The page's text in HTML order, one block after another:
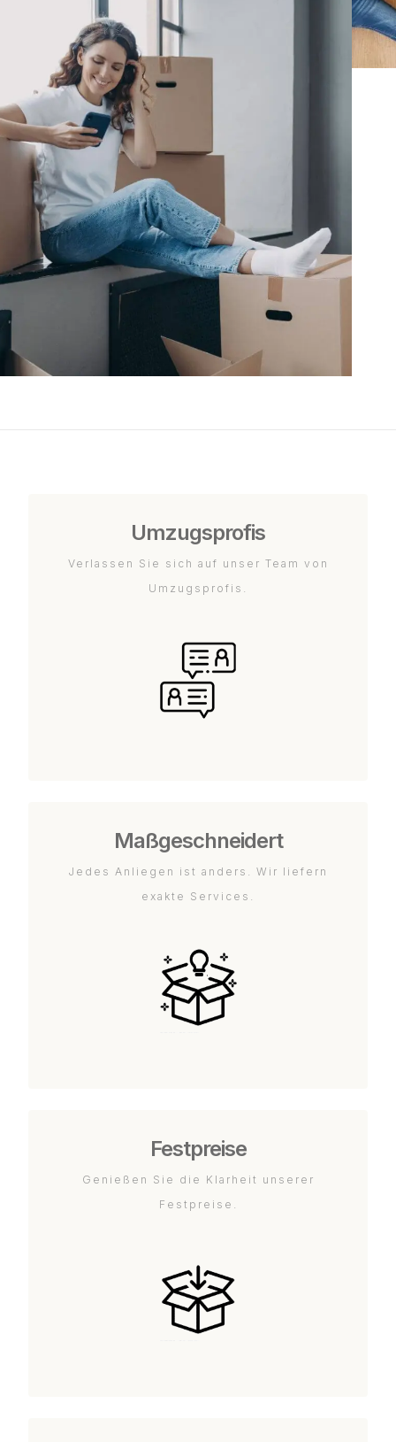
Umzugsprofis
Verlassen Sie sich auf unser Team von
Umzugsprofis.
Maßgeschneidert
Jedes Anliegen ist anders. Wir liefern
exakte Services.
Festpreise
Genießen Sie die Klarheit unserer
Festpreise.